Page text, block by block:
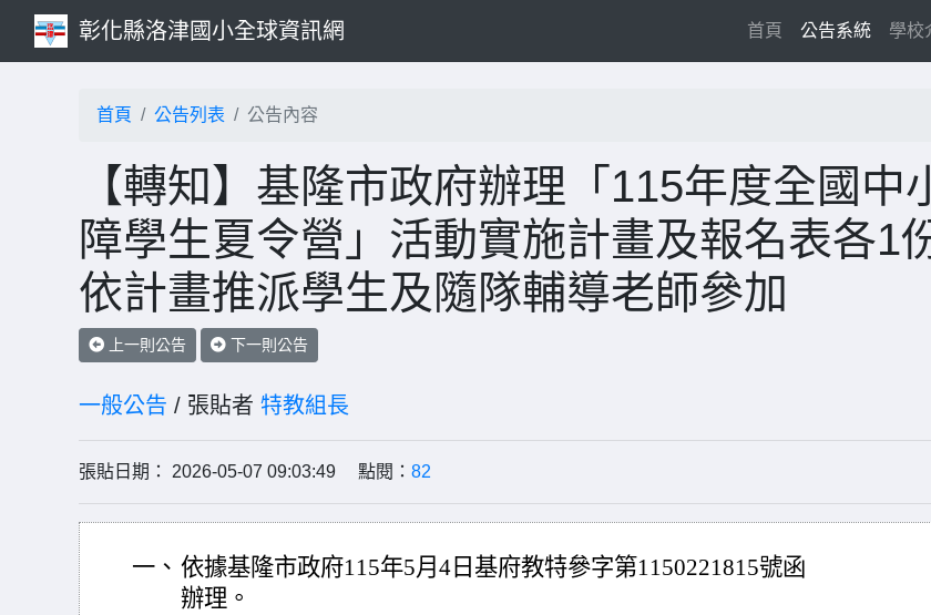
彰化縣洛津國小全球資訊網 首頁 (current)
公告系統 學校
首頁 公告列表 公告內容
【轉知】基隆市政府辦理「115年度全國中
障學生夏令營」活動實施計畫及報名表各1
依計畫推派學生及隨隊輔導老師參加
上一則公告 下一則公告
一般公告 / 張貼者 特教組長
張貼日期： 2026-05-07 09:03:49 點閱： 82
一、 依據基隆市政府115年5月4日基府教特參字第1150221815號函
辦理。